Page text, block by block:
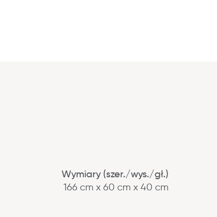
Wymiary (szer./wys./gł.)
166 cm x 60 cm x 40 cm